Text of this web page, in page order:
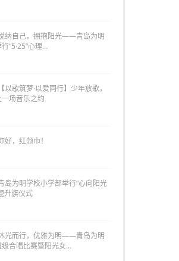
纳自己，拥抱阳光——青岛为明
校初中部举行“5·25”心理…
【以歌筑梦·以爱同行】少年放歌，
场音乐之约
好，红领巾！
岛为明学校小学部举行“心向阳光
升旗仪式
光而行，优雅为明——青岛为明
级合唱比赛暨阳光女…